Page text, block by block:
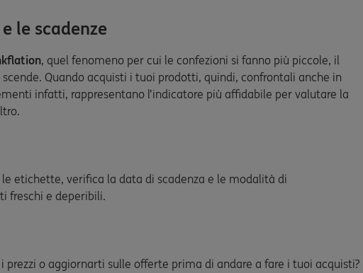
le scadenze
, quel fenomeno per cui le confezioni si fanno più piccole, il
Quando acquisti i tuoi prodotti, quindi, confrontali anche in
infatti, rappresentano l’indicatore più affidabile per valutare la
etichette, verifica la data di scadenza e le modalità di
freschi e deperibili.
o aggiornarti sulle offerte prima di andare a fare i tuoi acquisti?